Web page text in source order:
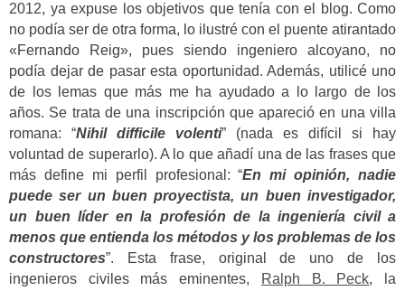
2012, ya expuse los objetivos que tenía con el blog. Como
no podía ser de otra forma, lo ilustré con el puente atirantado
«Fernando Reig», pues siendo ingeniero alcoyano, no
podía dejar de pasar esta oportunidad. Además, utilicé uno
de los lemas que más me ha ayudado a lo largo de los
años. Se trata de una inscripción que apareció en una villa
romana: “Nihil difficile volenti” (nada es difícil si hay
voluntad de superarlo). A lo que añadí una de las frases que
más define mi perfil profesional: “En mi opinión, nadie
puede ser un buen proyectista, un buen investigador,
un buen líder en la profesión de la ingeniería civil a
menos que entienda los métodos y los problemas de los
constructores”. Esta frase, original de uno de los
ingenieros civiles más eminentes,
Ralph B. Peck, la